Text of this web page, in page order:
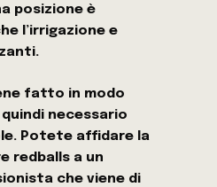
posizione è
l’irrigazione e
fatto in modo
necessario
Potete affidare la
redballs a un
che viene di